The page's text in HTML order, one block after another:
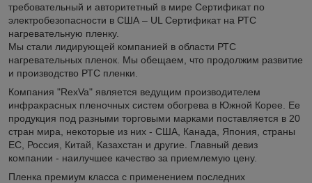
требовательный и авторитетный в мире Сертификат по
электробезопасности в США – UL Сертификат на РТС
нагревательную пленку.
Мы стали лидирующей компанией в области РТС
нагревательных пленок. Мы обещаем, что продолжим развитие
и производство РТС пленки.
Компания "RexVa" является ведущим производителем
инфракрасных пленочных систем обогрева в Южной Корее. Ее
продукция под разными торговыми марками поставляется в 20
стран мира, некоторые из них - США, Канада, Япония, страны
ЕС, Россия, Китай, Казахстан и другие. Главный девиз
компании - наилучшее качество за приемлемую цену.
Пленка премиум класса с применением последних